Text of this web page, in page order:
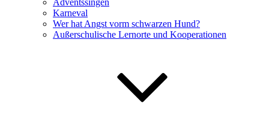
Adventssingen
Karneval
Wer hat Angst vorm schwarzen Hund?
Außerschulische Lernorte und Kooperationen